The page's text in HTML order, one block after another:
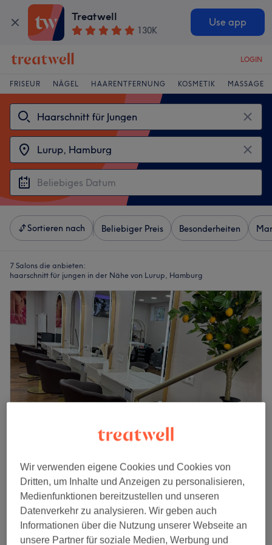
Treatwell
130K
Use app
LOGIN
FRISEUR NÄGEL HAARENTFERNUNG KOSMETIK MASSAGE
Sortieren nach Beliebiger Preis Besonderheiten
7 Salons die anbieten:
haarschnitt für jungen in der Nähe von Lurup, Hamburg
HAARelbemonie Friseur Salon
4,8
43 Bewertungen
Groß Flottbek, Hamburg
Auf Karte anzeigen
Kinderschnitt bis 10 Jahre
30 Min.
Schnellansicht Saloninfos
Wir verwenden eigene Cookies und Cookies von
Dritten, um Inhalte und Anzeigen zu personalisieren,
Medienfunktionen bereitzustellen und unseren
Datenverkehr zu analysieren. Wir geben auch
Informationen über die Nutzung unserer Webseite an
unsere Partner für soziale Medien, Werbung und